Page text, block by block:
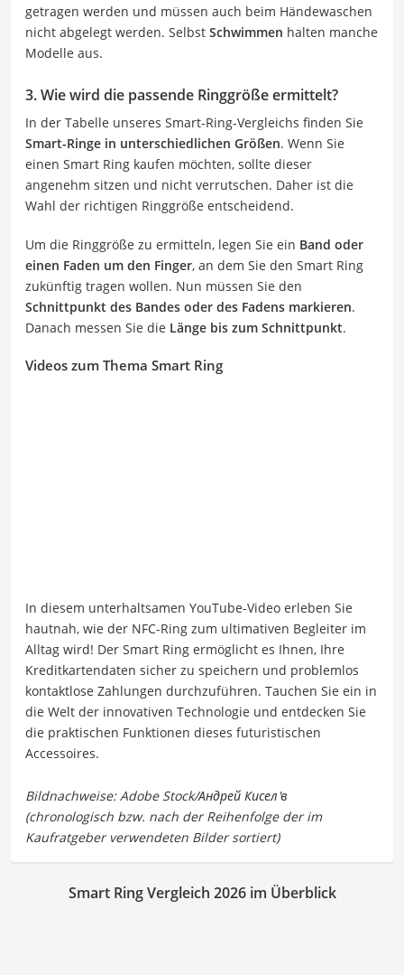
getragen werden und müssen auch beim Händewaschen
nicht abgelegt werden. Selbst Schwimmen halten manche
Modelle aus.
3. Wie wird die passende Ringgröße ermittelt?
In der Tabelle unseres Smart-Ring-Vergleichs finden Sie
Smart-Ringe in unterschiedlichen Größen. Wenn Sie
einen Smart Ring kaufen möchten, sollte dieser
angenehm sitzen und nicht verrutschen. Daher ist die
Wahl der richtigen Ringgröße entscheidend.
Um die Ringgröße zu ermitteln, legen Sie ein Band oder
einen Faden um den Finger, an dem Sie den Smart Ring
zukünftig tragen wollen. Nun müssen Sie den
Schnittpunkt des Bandes oder des Fadens markieren.
Danach messen Sie die Länge bis zum Schnittpunkt.
Videos zum Thema Smart Ring
In diesem unterhaltsamen YouTube-Video erleben Sie
hautnah, wie der NFC-Ring zum ultimativen Begleiter im
Alltag wird! Der Smart Ring ermöglicht es Ihnen, Ihre
Kreditkartendaten sicher zu speichern und problemlos
kontaktlose Zahlungen durchzuführen. Tauchen Sie ein in
die Welt der innovativen Technologie und entdecken Sie
die praktischen Funktionen dieses futuristischen
Accessoires.
Smart Ring Vergleich 2026 im Überblick